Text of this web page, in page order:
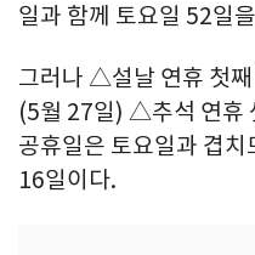
일과 함께 토요일 52일
그러나 △설날 연휴 첫
(5월 27일) △추석 연휴
공휴일은 토요일과 겹
16일이다.